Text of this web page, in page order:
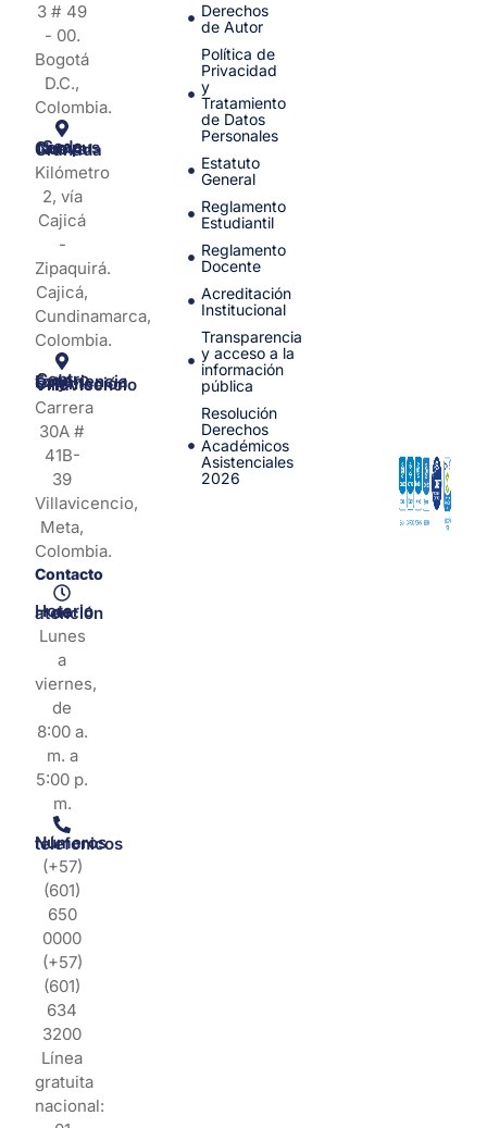
3 # 49
- 00.
Bogotá
D.C.,
Colombia.
Sede Campus Nueva Granada
Kilómetro
2, vía
Cajicá
-
Zipaquirá.
Cajicá,
Cundinamarca,
Colombia.
Centro de Experiencia y Orientación Villavicencio
Carrera
30A #
41B-
39
Villavicencio,
Meta,
Colombia.
Contacto
Horario de atención
Lunes
a
viernes,
de
8:00 a.
m. a
5:00 p.
m.
Números telefonicos
(+57)
(601)
650
0000
(+57)
(601)
634
3200
Línea
gratuita
nacional:
Derechos
de Autor
Política de
Privacidad
y
Tratamiento
de Datos
Personales
Estatuto
General
Reglamento
Estudiantil
Reglamento
Docente
Acreditación
Institucional
Transparencia
y acceso a la
información
pública
Resolución
Derechos
Académicos
Asistenciales
2026